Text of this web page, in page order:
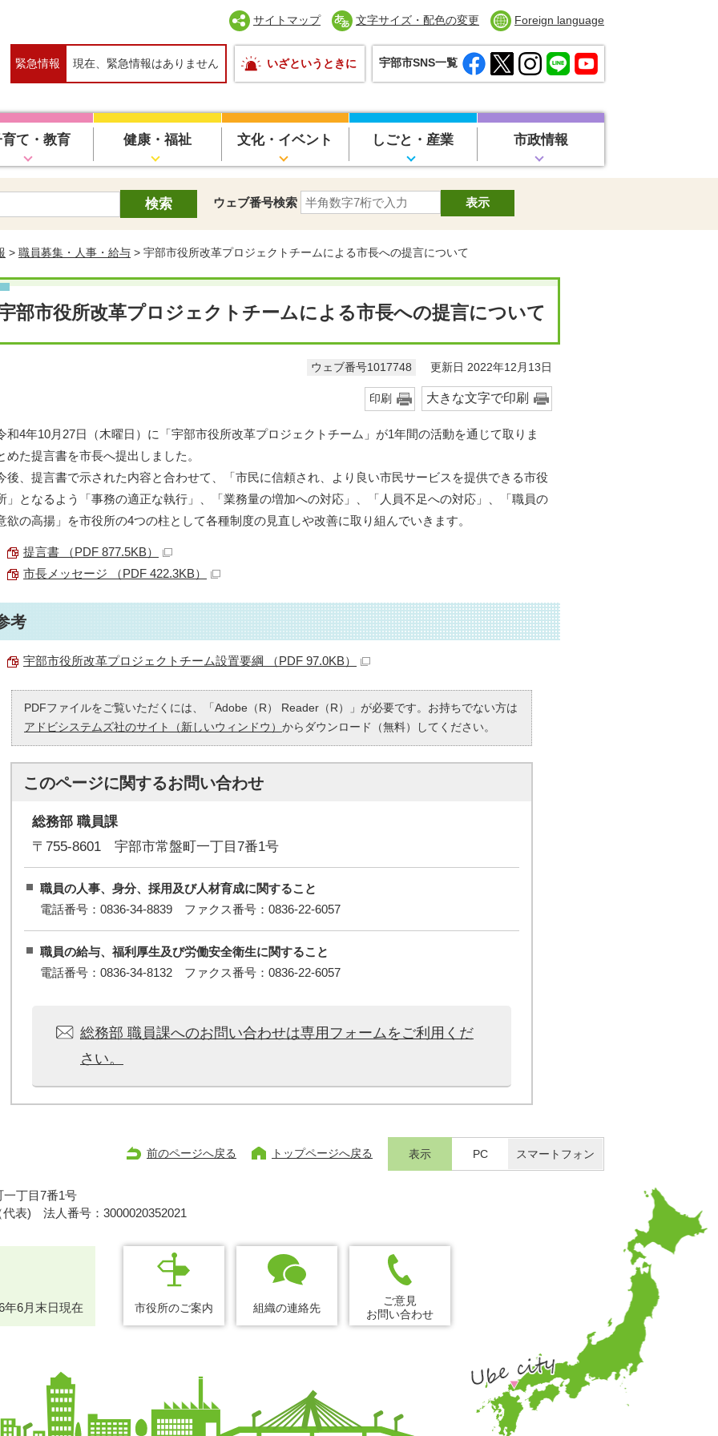
サイトマップ 文字サイズ・配色の変更 Foreign language
緊急情報 現在、緊急情報はありません いざというときに 宇部市SNS一覧
て・教育 健康・福祉 文化・イベント しごと・産業 市政情報
ウェブ番号検索
> 職員募集・人事・給与 > 宇部市役所改革プロジェクトチームによる市長への提言について
部市役所改革プロジェクトチームによる市長への提言について
ウェブ番号1017748 更新日 2022年12月13日
印刷 大きな文字で印刷
和4年10月27日（木曜日）に「宇部市役所改革プロジェクトチーム」が1年間の活動を通じて取りま
めた提言書を市長へ提出しました。
後、提言書で示された内容と合わせて、「市民に信頼され、より良い市民サービスを提供できる市役
」となるよう「事務の適正な執行」、「業務量の増加への対応」、「人員不足への対応」、「職員の
欲の高揚」を市役所の4つの柱として各種制度の見直しや改善に取り組んでいきます。
提言書 （PDF 877.5KB）
市長メッセージ （PDF 422.3KB）
考
宇部市役所改革プロジェクトチーム設置要綱 （PDF 97.0KB）
PDFファイルをご覧いただくには、「Adobe（R） Reader（R）」が必要です。お持ちでない方は
アドビシステムズ社のサイト（新しいウィンドウ） からダウンロード（無料）してください。
このページに関するお問い合わせ
総務部 職員課
〒755-8601 宇部市常盤町一丁目7番1号
職員の人事、身分、採用及び人材育成に関すること
電話番号：0836-34-8839 ファクス番号：0836-22-6057
職員の給与、福利厚生及び労働安全衛生に関すること
電話番号：0836-34-8132 ファクス番号：0836-22-6057
総務部 職員課へのお問い合わせは専用フォームをご利用くだ
さい。
前のページへ戻る トップページへ戻る 表示 PC スマートフォン
一丁目7番1号
代表) 法人番号：3000020352021
年6月末日現在 市役所のご案内 組織の連絡先
ご意見
お問い合わせ